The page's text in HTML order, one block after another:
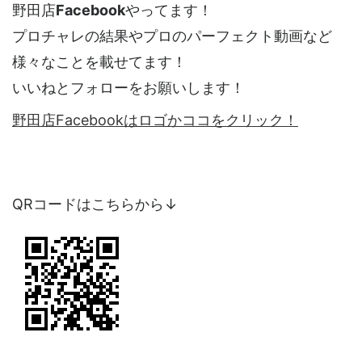
野田店Facebookやってます！
プロチャレの結果やプロのパーフェクト動画など
様々なことを載せてます！
いいねとフォローをお願いします！
野田店Facebookはロゴかココをクリック！
QRコードはこちらから↓